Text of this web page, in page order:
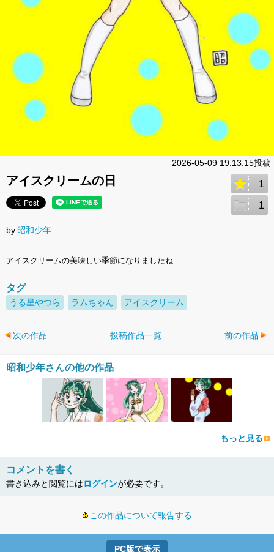
2026-05-09 19:13:15投稿
アイスクリームの日 1
1
by. 昭和少年
アイスクリームの美味しい季節になりましたね
タグ
うる星やつら ラムちゃん アイスクリーム
次の作品 投稿作品一覧 前の作品
昭和少年さんの他の作品
もっと見る
コメントを書く
書き込みと閲覧にはログインが必要です。
この作品について報告する
PC版で表示